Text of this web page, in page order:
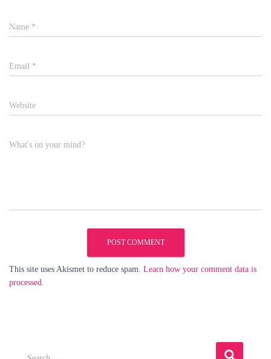
Name *
Email *
Website
What's on your mind?
This site uses Akismet to reduce spam. Learn how your comment data is
processed.
S